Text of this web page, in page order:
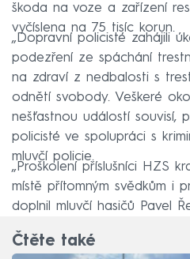
škoda na voze a zařízení
vyčíslena na 75 tisíc korun.
„Dopravní policisté zahájili
podezření ze spáchání
na zdraví z nedbalosti s
odnětí svobody. Veškeré
nešťastnou událostí souvisí,
policisté ve spolupráci s
mluvčí policie.
„Proškolení příslušníci HZS
místě přítomným svědkům i
doplnil mluvčí hasičů Pavel
Čtěte také